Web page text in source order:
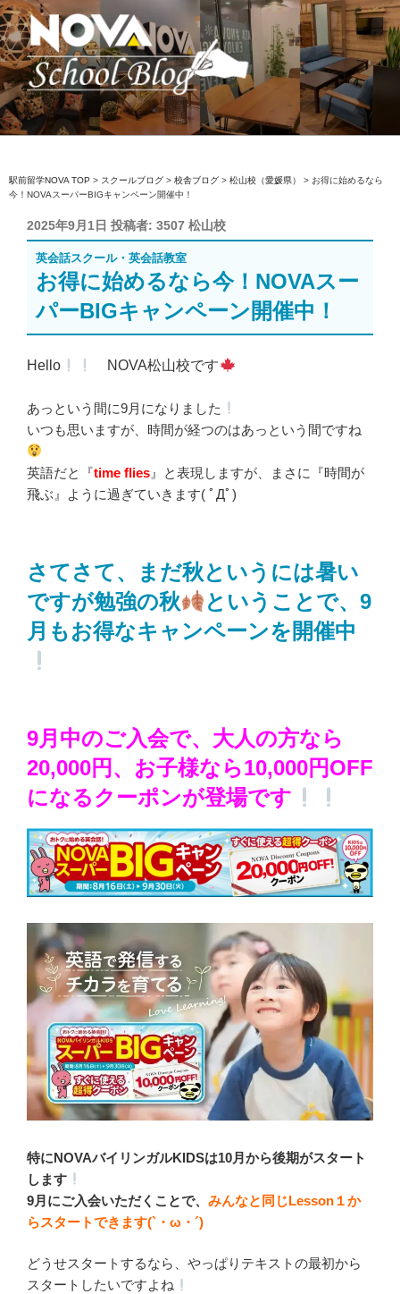
コ
ン
テ
ン
ツ
へ
ス
ッ
駅前留学NOVA【公式】スクールブロ
英会話スクール・英会話教室
駅前留学NOVA TOP > スクールブログ > 校舎ブログ > 松山校（愛媛県） > お得に始めるなら
今！NOVAスーパーBIGキャンペーン開催中！
投
稿
日:
2025年9月1日 投稿者: 3507 松山校
英会話スクール・英会話教室
お得に始めるなら今！NOVAスー
パーBIGキャンペーン開催中！
Hello NOVA松山校です
あっという間に9月になりました
いつも思いますが、時間が経つのはあっという間ですね
英語だと『time flies 』と表現しますが、まさに『時間が
飛ぶ』ように過ぎていきます( ﾟДﾟ)
さてさて、まだ秋というには暑い
ですが勉強の秋
ということで、9
月もお得なキャンペーンを開催中
9月中のご入会で、大人の方なら
20,000円、お子様なら10,000円OFF
になるクーポンが登場です
特にNOVAバイリンガルKIDSは10月から後期がスタート
します
9月にご入会いただくことで、 みんなと同じLesson１か
らスタートできます(`・ω・´)
どうせスタートするなら、やっぱりテキストの最初から
スタートしたいですよね